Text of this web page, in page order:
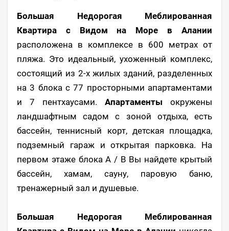
Большая Недорогая Меблированная
Квартира с Видом на Море в Алании
расположена в комплексе в 600 метрах от
пляжа. Это идеальный, ухоженный комплекс,
состоящий из 2-х жилых зданий, разделенных
на 3 блока с 77 просторными апартаментами
и 7 пентхаусами. Апартаменты окружены
ландшафтным садом с зоной отдыха, есть
бассейн, теннисный корт, детская площадка,
подземный гараж и открытая парковка. На
первом этаже блока A / B Вы найдете крытый
бассейн, хамам, сауну, паровую баню,
тренажерный зал и душевые.
Большая Недорогая Меблированная